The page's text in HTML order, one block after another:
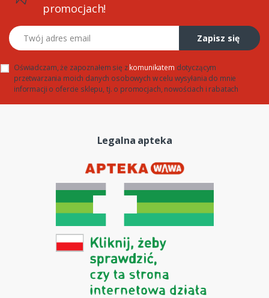
promocjach!
Twój adres email
Zapisz się
Oświadczam, że zapoznałem się zkomunikatem dotyczącym
przetwarzania moich danych osobowych w celu wysyłania do mnie
informacji o ofercie sklepu, tj. o promocjach, nowościach i rabatach
Legalna apteka